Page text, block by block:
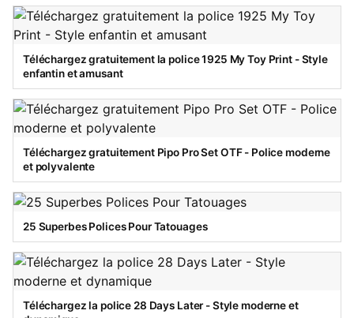
Téléchargez gratuitement la police 1925 My Toy Print - Style
enfantin et amusant
Téléchargez gratuitement Pipo Pro Set OTF - Police moderne
et polyvalente
25 Superbes Polices Pour Tatouages
Téléchargez la police 28 Days Later - Style moderne et